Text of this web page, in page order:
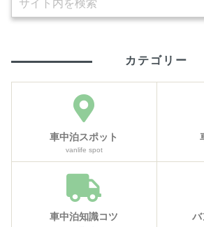
カテゴリー
車中泊スポット
vanlife spot
車中泊知識コツ バ